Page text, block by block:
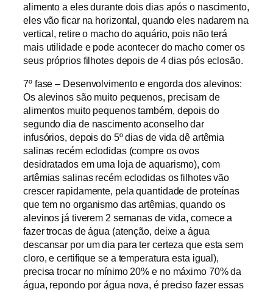
alimento a eles durante dois dias após o nascimento,
eles vão ficar na horizontal, quando eles nadarem na
vertical, retire o macho do aquário, pois não terá
mais utilidade e pode acontecer do macho comer os
seus próprios filhotes depois de 4 dias pós eclosão.
7º fase – Desenvolvimento e engorda dos alevinos:
Os alevinos são muito pequenos, precisam de
alimentos muito pequenos também, depois do
segundo dia de nascimento aconselho dar
infusórios, depois do 5º dias de vida dê artêmia
salinas recém eclodidas (compre os ovos
desidratados em uma loja de aquarismo), com
artêmias salinas recém eclodidas os filhotes vão
crescer rapidamente, pela quantidade de proteínas
que tem no organismo das artêmias, quando os
alevinos já tiverem 2 semanas de vida, comece a
fazer trocas de água (atenção, deixe a água
descansar por um dia para ter certeza que esta sem
cloro, e certifique se a temperatura esta igual),
precisa trocar no mínimo 20% e no máximo 70% da
água, repondo por água nova, é preciso fazer essas